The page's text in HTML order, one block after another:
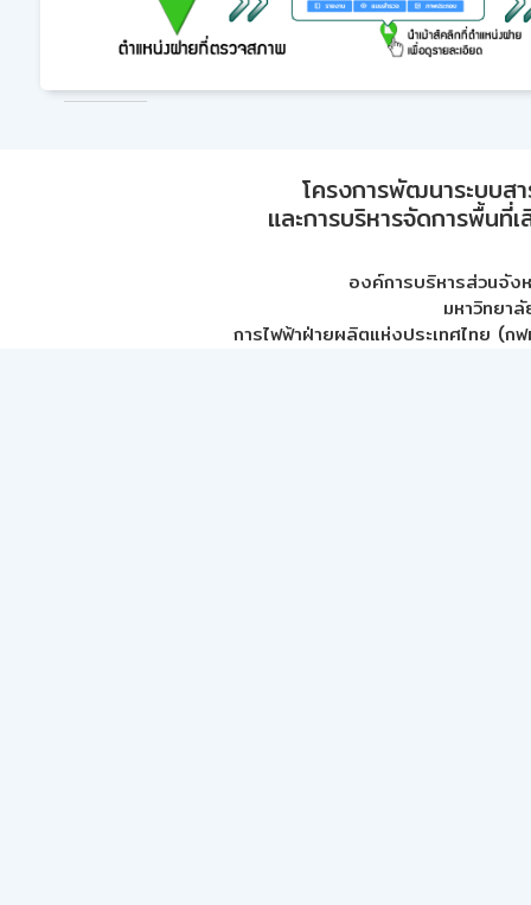
โครงการพัฒนาระบบส
และการบริหารจัดการพื้นที่
องค์การบริหารส่วนจัง
มหาวิทยา
การไฟฟ้าฝ่ายผลิตแห่งประเทศไทย (กฟ